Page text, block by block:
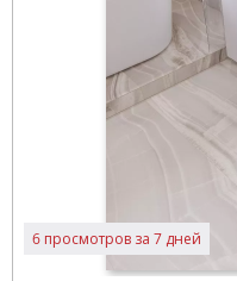
6 просмотров за 7 дней